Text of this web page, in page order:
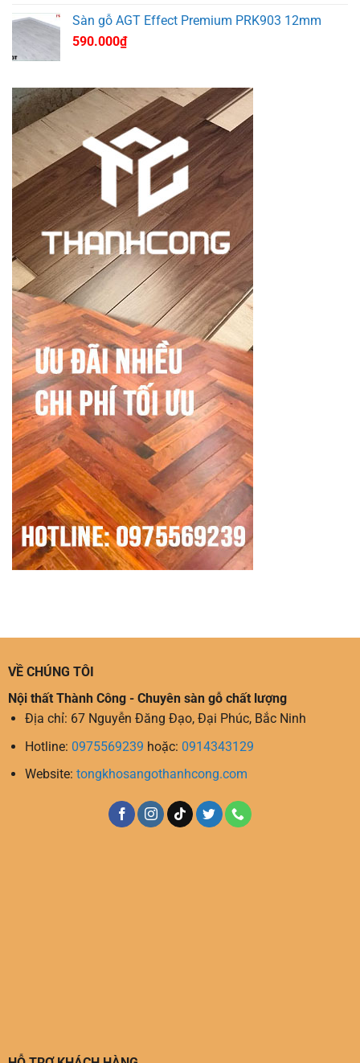
Sàn gỗ AGT Effect Premium PRK903 12mm
590.000₫
VỀ CHÚNG TÔI
Nội thất Thành Công - Chuyên sàn gỗ chất lượng
Địa chỉ: 67 Nguyễn Đăng Đạo, Đại Phúc, Bắc Ninh
Hotline: 0975569239 hoặc: 0914343129
Website: tongkhosangothanhcong.com